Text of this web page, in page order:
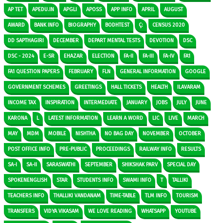
AP TET APEDU.IN APGLI APOSS APP INFO APRIL AUGUST
AWARD BANK INFO BIOGRAPHY BODHTEST Ç: CENSUS 2020
DD SAPTHAGIRI DECEMBER DEPART MENTAL TESTS DEVOTION DSC
DSC - 2024 E-SR EHAZAR ELECTION FA-II FA-III FA-IV FA1
FA1 QUESTION PAPERS FEBRUARY FLN GENERAL INFORMATION GOOGLE
GOVERNMENT SCHEMES GREETINGS HALL TICKETS HEALTH ILAVARAM
INCOME TAX INSPIRATION INTERMEDIATE JANUARY JOBS JULY JUNE
KARONA L LATEST INFORMATION LEARN A WORD LIC LIVE MARCH
MAY MDM MOBILE NISHTHA NO BAG DAY NOVEMBER OCTOBER
POST OFFICE INFO PRE-PUBLIC PROCEEDINGS RAILWAY INFO RESULTS
SA-I SA-II SARASWATHI SEPTEMBER SHIKSHAK PARV SPECIAL DAY
SPOKENENGLISH STAR STUDENTS INFO SWAMI INFO T TALLIKI
TEACHERS INFO THALLIKI VANDANAM TIME-TABLE TLM INFO TOURISM
TRANSFERS VIDYA VIKASAM WE LOVE READING WHATSAPP YOUTUBE